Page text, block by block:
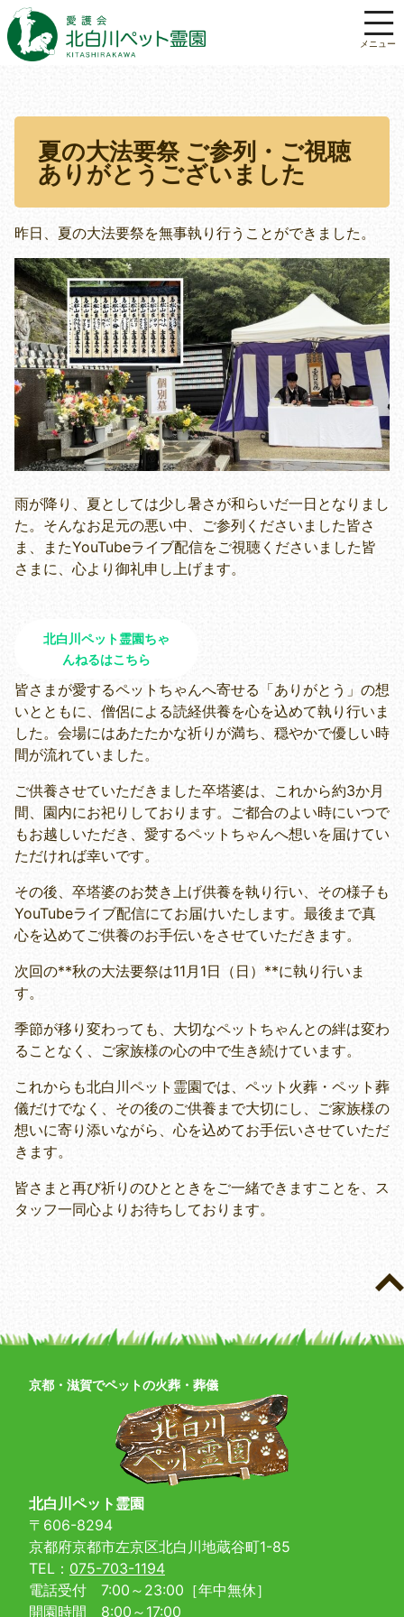
夏の大法要祭 ご参列・ご視聴
ありがとうございました
昨日、夏の大法要祭を無事執り行うことができました。
雨が降り、夏としては少し暑さが和らいだ一日となりまし
た。そんなお足元の悪い中、ご参列くださいました皆さ
ま、またYouTubeライブ配信をご視聴くださいました皆
さまに、心より御礼申し上げます。
北白川ペット霊園ちゃ
んねるはこちら
皆さまが愛するペットちゃんへ寄せる「ありがとう」の想
いとともに、僧侶による読経供養を心を込めて執り行いま
した。会場にはあたたかな祈りが満ち、穏やかで優しい時
間が流れていました。
ご供養させていただきました卒塔婆は、これから約3か月
間、園内にお祀りしております。ご都合のよい時にいつで
もお越しいただき、愛するペットちゃんへ想いを届けてい
ただければ幸いです。
その後、卒塔婆のお焚き上げ供養を執り行い、その様子も
YouTubeライブ配信にてお届けいたします。最後まで真
心を込めてご供養のお手伝いをさせていただきます。
次回の**秋の大法要祭は11月1日（日）**に執り行いま
す。
季節が移り変わっても、大切なペットちゃんとの絆は変わ
ることなく、ご家族様の心の中で生き続けています。
これからも北白川ペット霊園では、ペット火葬・ペット葬
儀だけでなく、その後のご供養まで大切にし、ご家族様の
想いに寄り添いながら、心を込めてお手伝いさせていただ
きます。
皆さまと再び祈りのひとときをご一緒できますことを、ス
タッフ一同心よりお待ちしております。
京都・滋賀でペットの火葬・葬儀
北白川ペット霊園
〒606-8294
京都府京都市左京区北白川地蔵谷町1-85
TEL： 075-703-1194
電話受付 7:00～23:00［年中無休］
開園時間 8:00～17:00